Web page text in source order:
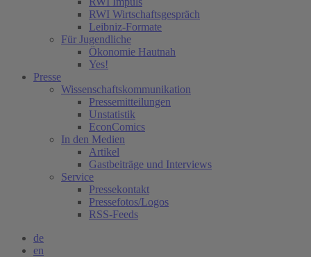
RWI Wirtschaftsgespräch
Leibniz-Formate
Für Jugendliche
Ökonomie Hautnah
Yes!
Presse
Wissenschaftskommunikation
Pressemitteilungen
Unstatistik
EconComics
In den Medien
Artikel
Gastbeiträge und Interviews
Service
Pressekontakt
Pressefotos/Logos
RSS-Feeds
de
en